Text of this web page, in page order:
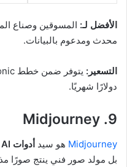
الأفضل لـ: المسوقين وصناع
محدث ومدعوم بالبيانات.
التسعير:
دولارًا شهريًا.
9. Midjourney
Midjourney هو سيد أدوات AI للكتابة
بل مولد صور فني ينتج صورًا